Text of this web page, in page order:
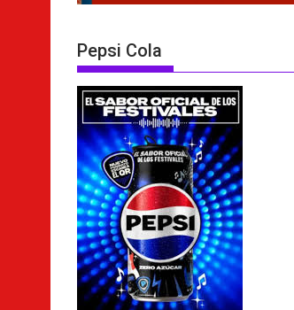
Pepsi Cola